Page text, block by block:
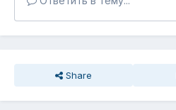
Share